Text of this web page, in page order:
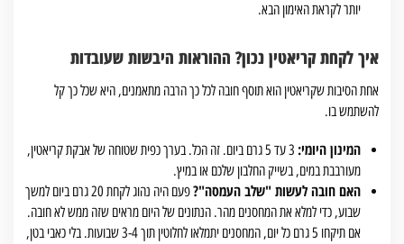
יותר לקראת האימון הבא.
איך לקחת קריאטין נכון? ההוראות היבשות שעובדות
אחת הסיבות שקריאטין הוא תוסף חובה לכל כך הרבה מתאמנים, היא שכל כך קל
להשתמש בו.
המינון היומי:
3 עד 5 גרם ביום. זה הכל. בערך כפית שטוחה של אבקת קריאטין,
מעורבבת במים, בשייק החלבון שלכם או במיץ.
האם חובה לעשות "שלב העמסה"?
פעם היה נהוג לקחת 20 גרם ביום למשך
שבוע, כדי למלא את המחסנים מהר. הנתונים של היום מראים שזה ממש לא חובה.
אם תיקחו 5 גרם כל יום, המחסנים יתמלאו לחלוטין תוך 3-4 שבועות. בלי כאבי בטן,